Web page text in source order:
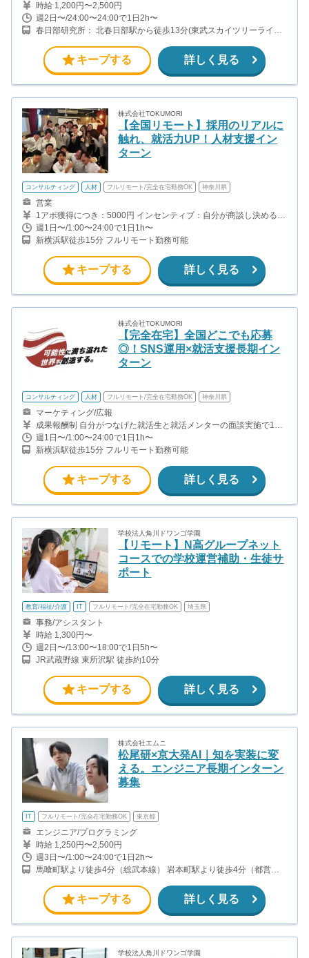
時給 1,200円〜2,500円
週2日〜/24:00〜24:00で1日2h〜
春日部研究所： 北春日部駅から徒歩13分(東武スカイツリーライン)
キープする 詳しく見る
株式会社TOKUMORI
【全国リモート】採用のリアルに
触れ、就活力UP！人材支援イン
ターン
コンサルティング 人材 フルリモート/完全在宅勤務OK 神奈川県
営業
1アポ獲得につき：5000円 インセンティブ：自分が商談し決めるこ
とができたら、さらに受注金額の10%をバック 【月収例】 セール
スメンバーの場合（稼働時間：週15時間の架電×4週＝60時間） →
アポ20件獲得×5000円＝100000円＋商談決めたらインセンティブ
目安：2-3時間の架電で1本アポ獲得（時給換算すると約2000円）
週1日〜/1:00〜24:00で1日1h〜
新横浜駅徒歩15分 フルリモート勤務可能
キープする 詳しく見る
株式会社TOKUMORI
【完全在宅】全国どこでも応募
◎！SNS運用×就活支援長期イン
ターン
コンサルティング 人材 フルリモート/完全在宅勤務OK 神奈川県
マーケティング/広報
成果報酬制 自分がつなげた就活生と就活メンターの面談実施で1件
につき750円 就活生のエージェント利用で1件につき1250円 →一件
の成約につき2000円の報酬となります 【月収例】 ユニットリーダ
ー（週15時間×4週=60時間稼働）の場合 個人成果：30件×2000円
＝60000 ＋ ユニットリーダー報酬：ユニット成約数
60件×300円＝18000円 ＝78000円（時給換算：約1300円） ※ユ
ニットリーダーとは インサイドセールスのメンバー4-5人ほどをま
とめるリーダー
週1日〜/1:00〜24:00で1日1h〜
新横浜駅徒歩15分 フルリモート勤務可能
キープする 詳しく見る
学校法人角川ドワンゴ学園
【リモート】N高グループネット
コースでの学校運営補助・生徒サ
ポート
教育/福祉/介護 IT フルリモート/完全在宅勤務OK 埼玉県
事務/アシスタント
時給 1,300円〜
週2日〜/13:00〜18:00で1日5h〜
JR武蔵野線 東所沢駅 徒歩約10分
キープする 詳しく見る
株式会社エムニ
松尾研×京大発AI｜知を実装に変
える。エンジニア長期インターン
募集
IT フルリモート/完全在宅勤務OK 東京都
エンジニア/プログラミング
時給 1,250円〜2,500円
週3日〜/1:00〜24:00で1日2h〜
馬喰町駅より徒歩4分（総武本線） 岩本町駅より徒歩4分（都営新
駅より徒歩7分（山手線・京浜東北線・日比谷線ほか）
キープする 詳しく見る
学校法人角川ドワンゴ学園